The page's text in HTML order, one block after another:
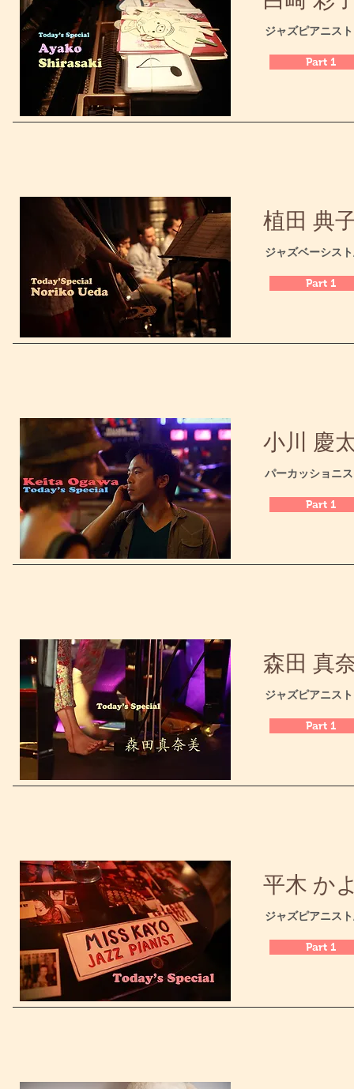
​ジャズピアニスト
Part 1
植田 典
ジャズベーシス
Part 1
小川 慶
パーカッショニ
Part 1
森田 真
​ジャズピアニスト
Part 1
平木 か
ジャズピアニス
Part 1